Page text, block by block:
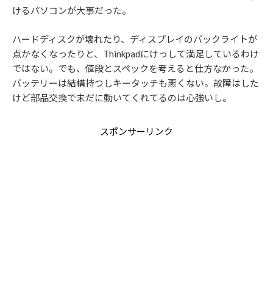
けるパソコンが大事だった。
ハードディスクが壊れたり、ディスプレイのバックライトが
点かなくなったりと、Thinkpadにけっして満足しているわけ
ではない。でも、値段とスペックを考えると仕方なかった。
バッテリーは結構持つしキータッチも悪くない。故障はした
けど部品交換で未だに動いてくれてるのは心強いし。
スポンサーリンク